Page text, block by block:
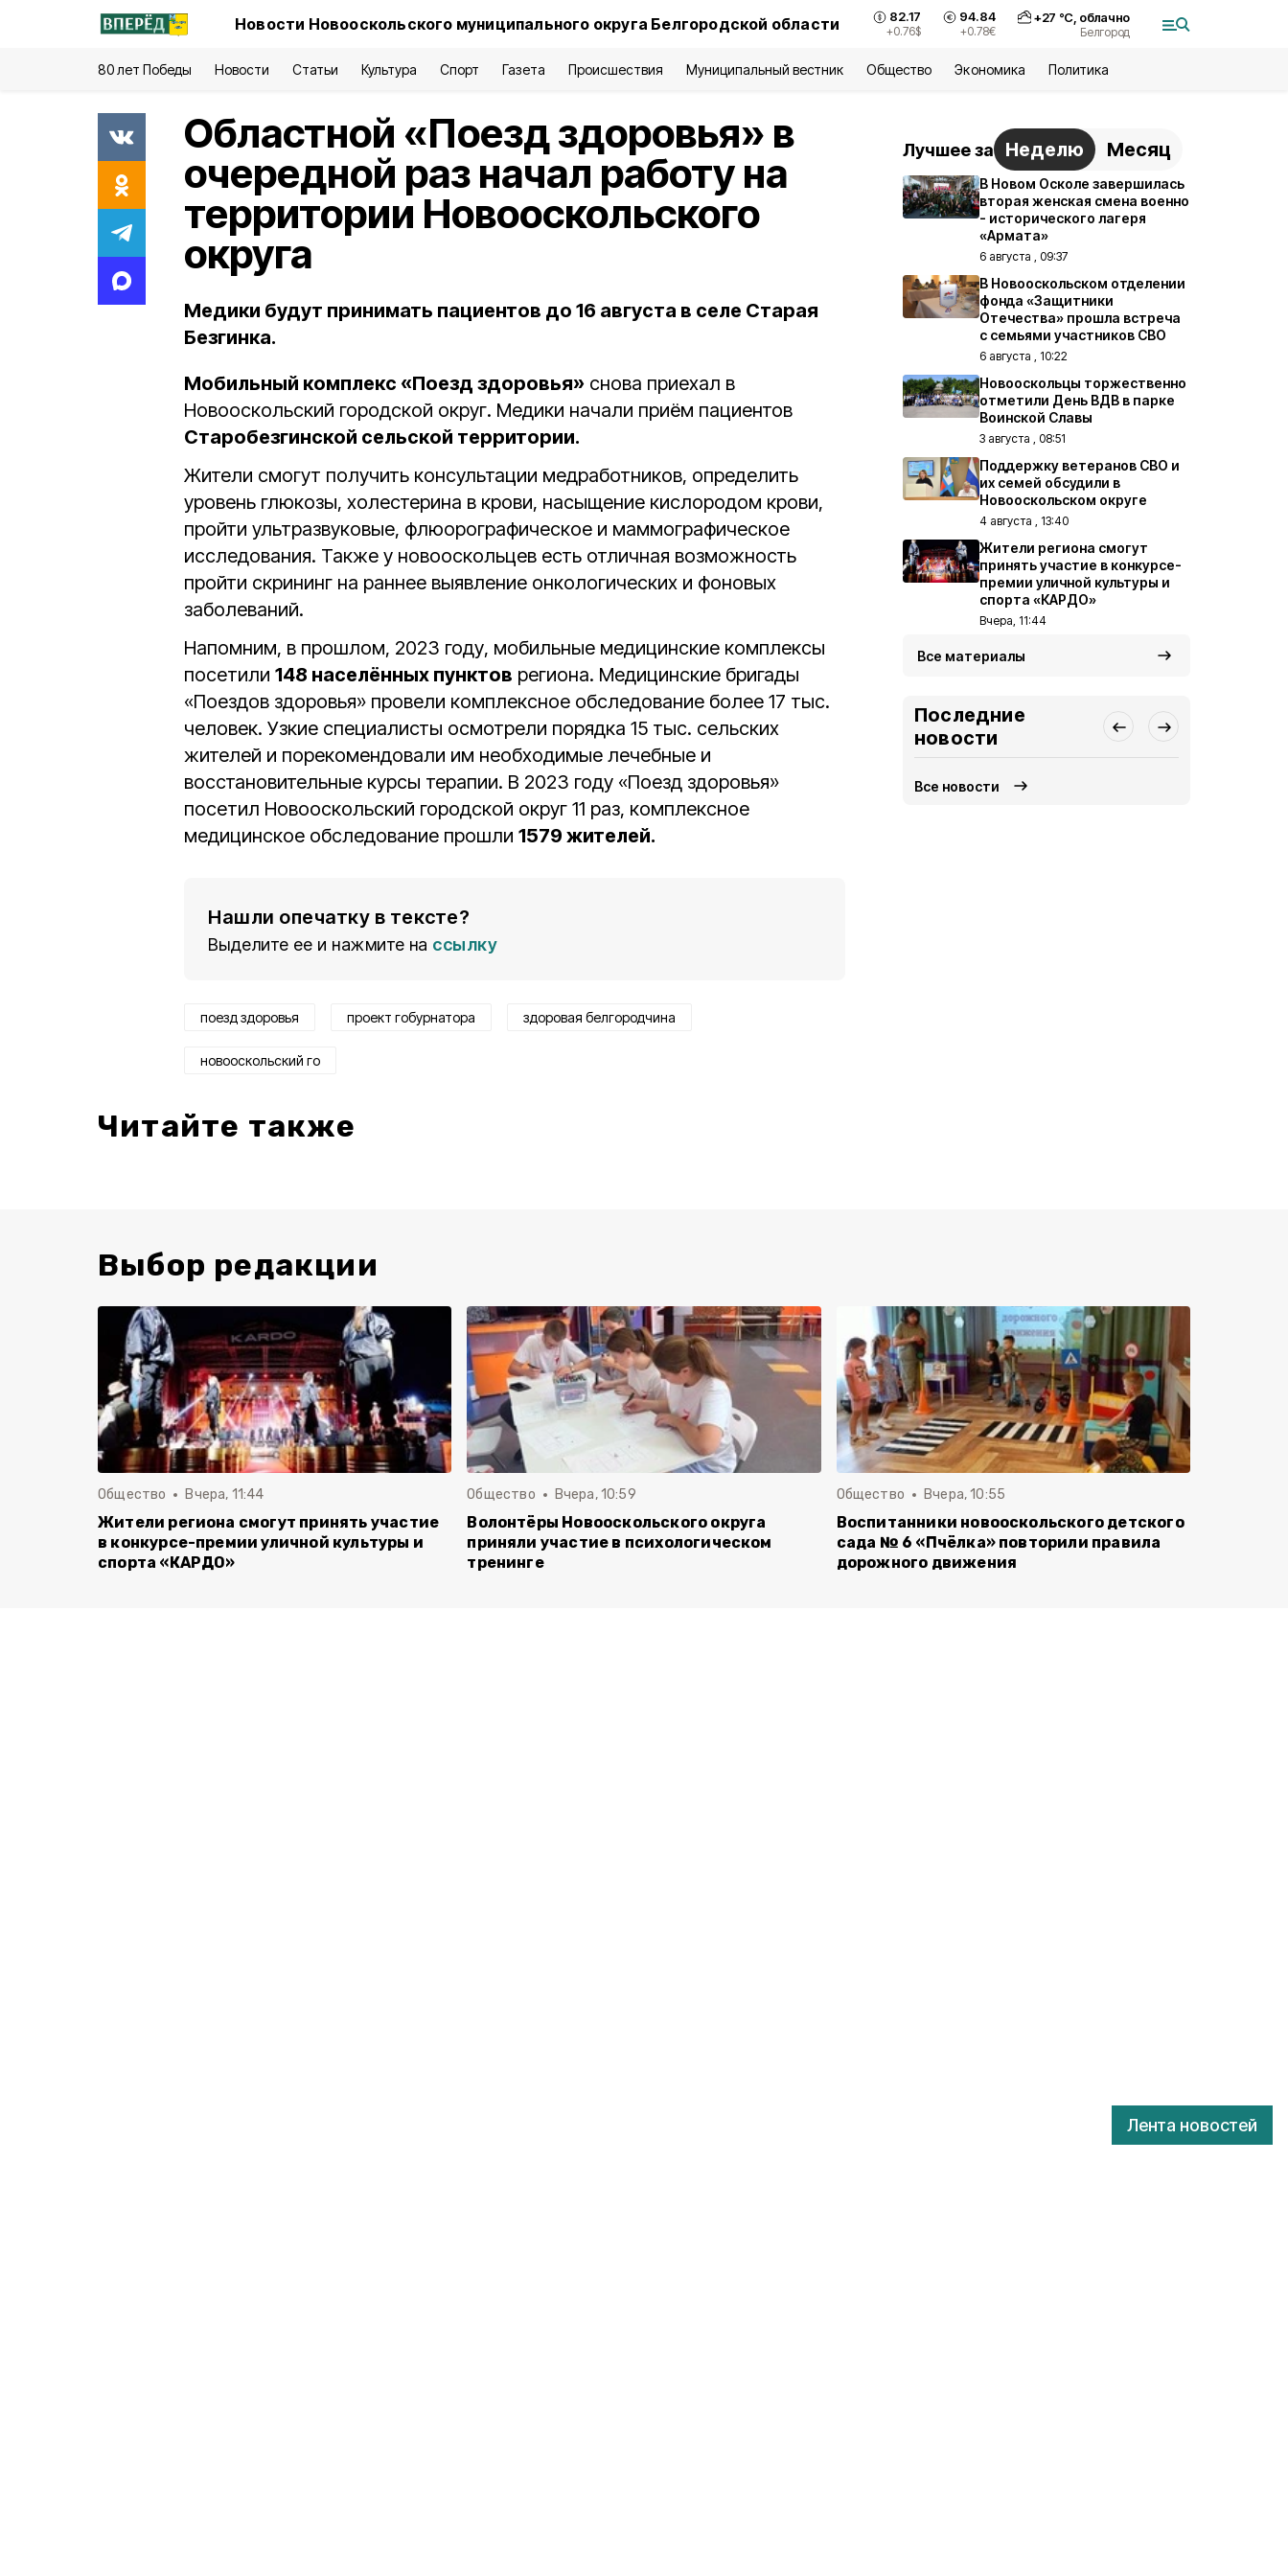
Новости Новооскольского муниципального округа Белгородской области 82.17
+0.76$
94.84
+0.78€
+27 °С, облачно
Белгород
80 лет Победы Новости Статьи Культура Спорт Газета Происшествия Муниципальный вестник Общество Экономика Политика
Лента новостей
Областной «Поезд здоровья» в
очередной раз начал работу на
территории Новооскольского
округа
Медики будут принимать пациентов до 16 августа в селе Старая
Безгинка.
Мобильный комплекс «Поезд здоровья» снова приехал в
Новооскольский городской округ. Медики начали приём пациентов
Старобезгинской сельской территории.
Жители смогут получить консультации медработников, определить
уровень глюкозы, холестерина в крови, насыщение кислородом крови,
пройти ультразвуковые, флюорографическое и маммографическое
исследования. Также у новооскольцев есть отличная возможность
пройти скрининг на раннее выявление онкологических и фоновых
заболеваний.
Напомним, в прошлом, 2023 году, мобильные медицинские комплексы
посетили 148 населённых пунктов региона. Медицинские бригады
«Поездов здоровья» провели комплексное обследование более 17 тыс.
человек. Узкие специалисты осмотрели порядка 15 тыс. сельских
жителей и порекомендовали им необходимые лечебные и
восстановительные курсы терапии. В 2023 году «Поезд здоровья»
посетил Новооскольский городской округ 11 раз, комплексное
медицинское обследование прошли 1579 жителей.
Нашли опечатку в тексте?
Выделите ее и нажмите на ссылку
поезд здоровья проект гобурнатора здоровая белгородчина
новооскольский го
Читайте также
Лучшее за Неделю Месяц
В Новом Осколе завершилась
вторая женская смена военно
- исторического лагеря
«Армата»
6 августа , 09:37
В Новооскольском отделении
фонда «Защитники
Отечества» прошла встреча
с семьями участников СВО
6 августа , 10:22
Новооскольцы торжественно
отметили День ВДВ в парке
Воинской Славы
3 августа , 08:51
Поддержку ветеранов СВО и
их семей обсудили в
Новооскольском округе
4 августа , 13:40
Жители региона смогут
принять участие в конкурсе-
премии уличной культуры и
спорта «КАРДО»
Вчера, 11:44
Все материалы
Последние
новости
Все новости
Выбор редакции
Общество Вчера, 11:44
Жители региона смогут принять участие
в конкурсе-премии уличной культуры и
спорта «КАРДО»
Общество Вчера, 10:59
Волонтёры Новооскольского округа
приняли участие в психологическом
тренинге
Общество Вчера, 10:55
Воспитанники новооскольского детского
сада № 6 «Пчёлка» повторили правила
дорожного движения